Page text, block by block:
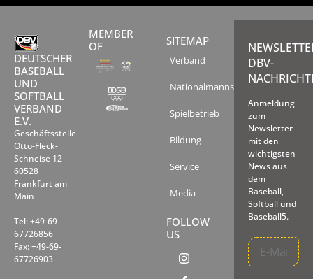
DEUTSCHER
BASEBALL
UND
SOFTBALL
VERBAND
E.V.
Geschäftsstelle
Otto-Fleck-
Schneise 12
60528
Frankfurt am
Main
Tel: +49-69-
67726856
Fax: +49-69-
67726903
MEMBER
OF
SITEMAP
Verband
Nationalmannschaften
Spielbetrieb
Bildung
Service
Media
FOLLOW
US
DBV-
Anmeldung
zum
Newsletter
mit den
wichtigsten
News aus
dem
Baseball,
Softball und
Baseball5.